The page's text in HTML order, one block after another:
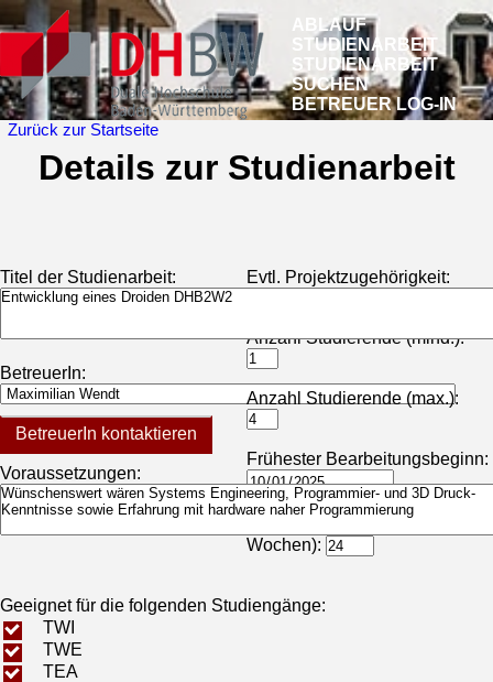
ABLAUF
STUDIENARBEIT
STUDIENARBEIT
SUCHEN
BETREUER LOG-IN
Zurück zur Startseite
Details zur Studienarbeit
Titel der Studienarbeit:
BetreuerIn:
BetreuerIn kontaktieren
Voraussetzungen:
Evtl. Projektzugehörigkeit:
Anzahl Studierende (mind.):
Anzahl Studierende (max.):
Frühester Bearbeitungsbeginn:
Wochen):
Geeignet für die folgenden Studiengänge:
TWI
TWE
TEA